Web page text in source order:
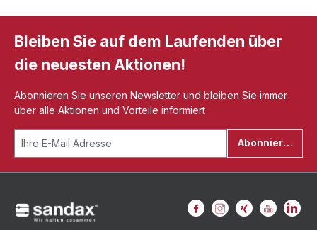
Bleiben Sie auf dem Laufenden über
die neuesten Aktionen!
Abonnieren Sie unseren Newsletter und bleiben Sie immer
über alle Aktionen und Vorteile informiert
Abonnieren